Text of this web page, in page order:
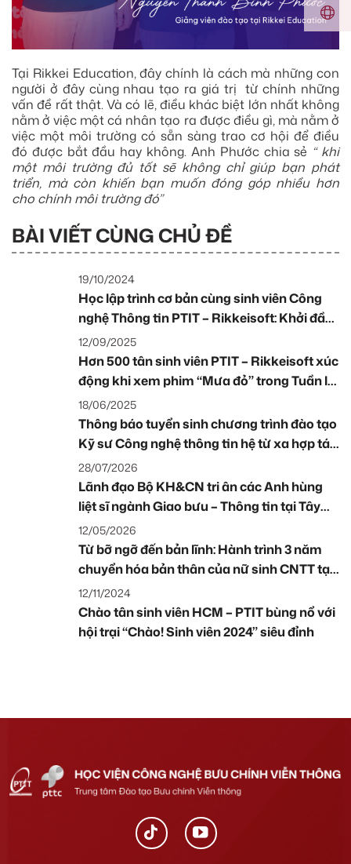
Tại Rikkei Education, đây chính là cách mà những con
người ở đây cùng nhau tạo ra giá trị từ chính những
vấn đề rất thật. Và có lẽ, điều khác biệt lớn nhất không
nằm ở việc một cá nhân tạo ra được điều gì, mà nằm ở
việc một môi trường có sẵn sàng trao cơ hội để điều
đó được bắt đầu hay không. Anh Phước chia sẻ “ khi
một môi trường đủ tốt sẽ không chỉ giúp bạn phát
triển, mà còn khiến bạn muốn đóng góp nhiều hơn
cho chính môi trường đó”
BÀI VIẾT CÙNG CHỦ ĐỀ
19/10/2024
Học lập trình cơ bản cùng sinh viên Công
nghệ Thông tin PTIT – Rikkeisoft: Khởi đầu
hứng khởi cùng Scratch
12/09/2025
Hơn 500 tân sinh viên PTIT – Rikkeisoft xúc
động khi xem phim “Mưa đỏ” trong Tuần lễ
định hướng
18/06/2025
Thông báo tuyển sinh chương trình đào tạo
Kỹ sư Công nghệ thông tin hệ từ xa hợp tác
doanh nghiệp rikkeisoft 2025
28/07/2026
Lãnh đạo Bộ KH&CN tri ân các Anh hùng
liệt sĩ ngành Giao bưu – Thông tin tại Tây
Ninh
12/05/2026
Từ bỡ ngỡ đến bản lĩnh: Hành trình 3 năm
chuyển hóa bản thân của nữ sinh CNTT tại
PTIT x Rikkei Education
12/11/2024
Chào tân sinh viên HCM – PTIT bùng nổ với
hội trại “Chào! Sinh viên 2024” siêu đỉnh